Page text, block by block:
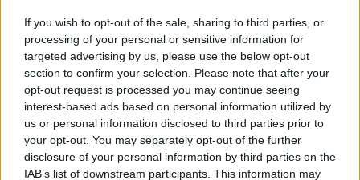
If you wish to opt-out of the sale, sharing to third parties, or
processing of your personal or sensitive information for
targeted advertising by us, please use the below opt-out
section to confirm your selection. Please note that after your
opt-out request is processed you may continue seeing
interest-based ads based on personal information utilized by
us or personal information disclosed to third parties prior to
your opt-out. You may separately opt-out of the further
disclosure of your personal information by third parties on the
IAB’s list of downstream participants. This information may
Resterend oefenprogramma Ajax: waar zijn de
duels te zien
Ajax groeit onder Míchel, maar transfermarkt
blijft cruciaal
Ajax-talent Mohamed Abdalla schrijft Europese
geschiedenis